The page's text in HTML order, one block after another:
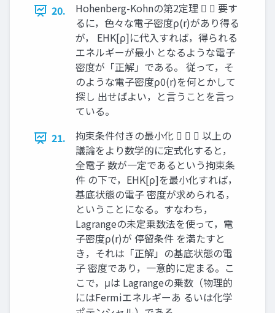
20.
Hohenberg-Kohnの第2定理   要す
るに，色々な電子密度ρ(r)があり得る
が， EHK[ρ]に代入すれば，得られる
エネルギーが最小 となるような電子
密度が「正解」である。 従って，そ
のような電子密度ρ0(r)を何とかして
探し 出せばよい，と言うことを言っ
ている。
21.
拘束条件付きの最小化    以上の
議論をより数学的に定式化すると，
全電子 数が一定であるという拘束条
件 の下で，EHK[ρ]を最小化すれば，
基底状態の電子 密度が求められる，
ということになる。すなわち，
Lagrangeの未定乗数法を使って，電
子密度ρ(r)が 停留条件 を満たすと
き，それは「正解」の基底状態の電
子 密度であり，一意的に定まる。こ
こで，μは Lagrangeの乗数（物理的
にはFermiエネルギーあ るいは化学